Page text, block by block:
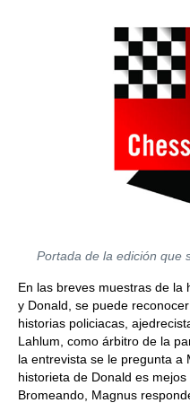
Portada de la edición que
En las breves muestras de la
y Donald, se puede
historias policiacas,
Lahlum, como árbitro de la
la entrevista se le pregunta a
historieta de Donald es
Bromeando, Magnus